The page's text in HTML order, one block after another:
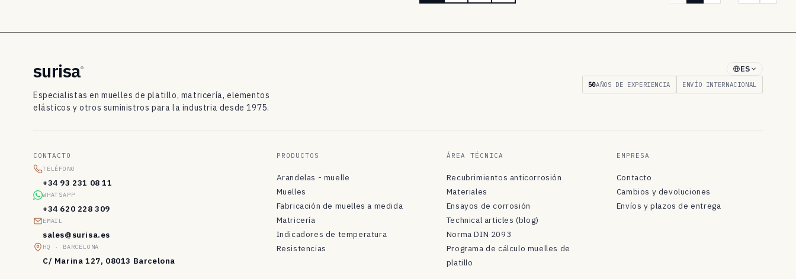
t
surisa®
Especialistas en muelles de platillo, matricería, elementos
elásticos y otros suministros para la industria desde 1975.
ES
50AÑOS DE EXPERIENCIA ENVÍO INTERNACIONAL
CONTACTO
TELÉFONO
+34 93 231 08 11
WHATSAPP
+34 620 228 309
EMAIL
sales@surisa.es
HQ · BARCELONA
C/ Marina 127, 08013 Barcelona
PRODUCTOS
Arandelas - muelle
Muelles
Fabricación de muelles a medida
Matricería
Indicadores de temperatura
Resistencias
ÁREA TÉCNICA
Recubrimientos anticorrosión
Materiales
Ensayos de corrosión
Technical articles (blog)
Norma DIN 2093
Programa de cálculo muelles de
platillo
EMPRESA
Contacto
Cambios y devoluciones
Envíos y plazos de entrega